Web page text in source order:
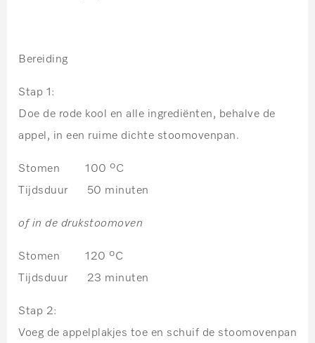
Bereiding
Stap 1:
Doe de rode kool en alle ingrediënten, behalve de
appel, in een ruime dichte stoomovenpan.
Stomen 100 ºC
Tijdsduur 50 minuten
of in de drukstoomoven
Stomen 120 ºC
Tijdsduur 23 minuten
Stap 2:
Voeg de appelplakjes toe en schuif de stoomovenpan